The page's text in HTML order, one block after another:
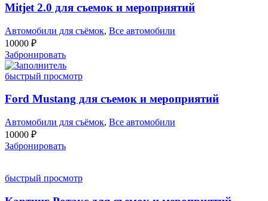
Mitjet 2.0 для съемок и мероприятий
Автомобили для съёмок, Все автомобили
10000 ₽
Забронировать
быстрый просмотр
Ford Mustang для съемок и мероприятий
Автомобили для съёмок, Все автомобили
10000 ₽
Забронировать
быстрый просмотр